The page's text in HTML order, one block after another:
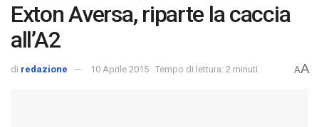
Exton Aversa, riparte la caccia
all’A2
di redazione 10 Aprile 2015 Tempo di lettura: 2 minuti AA